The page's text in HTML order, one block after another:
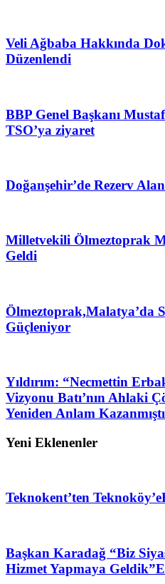
Veli Ağbaba Hakkında
Düzenlendi
BBP Genel Başkanı
TSO’ya ziyaret
Doğanşehir’de Rezerv
Milletvekili Ölmeztoprak
Geldi
Ölmeztoprak,Malatya’da
Güçleniyor
Yıldırım: “Necmettin
Vizyonu Batı’nın Ahlaki
Yeniden Anlam
Yeni Eklenenler
Teknokent’ten Teknoköy’e
Başkan Karadağ “Biz
Hizmet Yapmaya Geldik”